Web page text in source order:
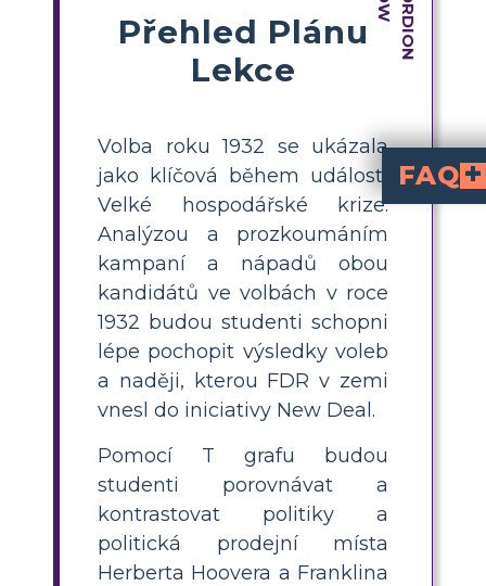
Přehled Plánu
Lekce
Volba roku 1932 se ukázala
jako klíčová během událostí
Velké hospodářské krize.
Analýzou a prozkoumáním
kampaní a nápadů obou
kandidátů ve volbách v roce
1932 budou studenti schopni
lépe pochopit výsledky voleb
a naději, kterou FDR v zemi
vnesl do iniciativy New Deal.
Pomocí T grafu budou
studenti porovnávat a
kontrastovat politiky a
politická prodejní místa
Herberta Hoovera a Franklina
FAQ